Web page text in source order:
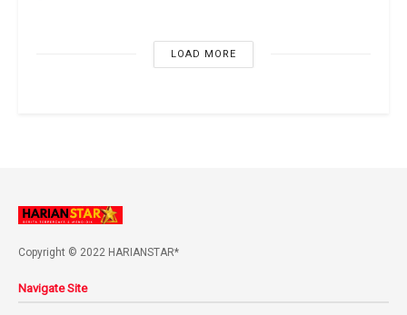
LOAD MORE
Copyright © 2022 HARIANSTAR*
Navigate Site